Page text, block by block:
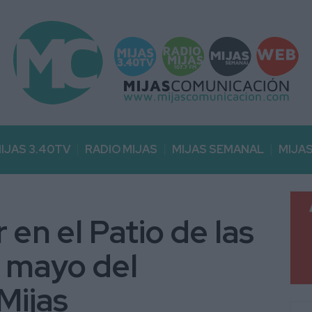
3.40TV RADIO MIJAS MIJAS SEMANAL
el Patio de las
del